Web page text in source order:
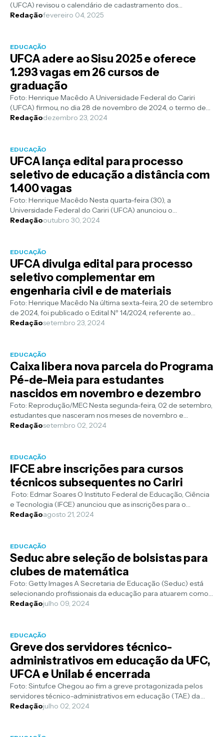
(UFCA) revisou o calendário de cadastramento dos
aprovados no Sistema de Seleção Un...
Redaçãofevereiro 04, 2025
EDUCAÇÃO
UFCA adere ao Sisu 2025 e oferece
1.293 vagas em 26 cursos de
graduação
Foto: Henrique Macêdo A Universidade Federal do Cariri
(UFCA) firmou, no dia 28 de novembro de 2024, o termo de
adesão ao Sistema de Seleç...
Redaçãodezembro 23, 2024
EDUCAÇÃO
UFCA lança edital para processo
seletivo de educação a distância com
1.400 vagas
Foto: Henrique Macêdo Nesta quarta-feira (30), a
Universidade Federal do Cariri (UFCA) anunciou o
Edital13/2024 , que regulamenta o Proces...
Redaçãooutubro 30, 2024
EDUCAÇÃO
UFCA divulga edital para processo
seletivo complementar em
engenharia civil e de materiais
Foto: Henrique Macêdo Na última sexta-feira, 20 de setembro
de 2024, foi publicado o Edital Nº 14/2024, referente ao
Processo Seletivo Com...
Redaçãosetembro 23, 2024
EDUCAÇÃO
Caixa libera nova parcela do Programa
Pé-de-Meia para estudantes
nascidos em novembro e dezembro
Foto: Reprodução/MEC Nesta segunda-feira, 02 de setembro,
estudantes que nasceram nos meses de novembro e
dezembro recebem mais uma parcela ...
Redaçãosetembro 02, 2024
EDUCAÇÃO
IFCE abre inscrições para cursos
técnicos subsequentes no Cariri
Foto: Edmar Soares O Instituto Federal de Educação, Ciência
e Tecnologia (IFCE) anunciou que as inscrições para o
processo seletivo de cu...
Redaçãoagosto 21, 2024
EDUCAÇÃO
Seduc abre seleção de bolsistas para
clubes de matemática
Foto: Getty Images A Secretaria de Educação (Seduc) está
selecionando profissionais da educação para atuarem como
bolsistas nos Clubes do ...
Redaçãojulho 09, 2024
EDUCAÇÃO
Greve dos servidores técnico-
administrativos em educação da UFC,
UFCA e Unilab é encerrada
Foto: Sintufce Chegou ao fim a greve protagonizada pelos
servidores técnico-administrativos em educação (TAE) da
Universidade Federal do C...
Redaçãojulho 02, 2024